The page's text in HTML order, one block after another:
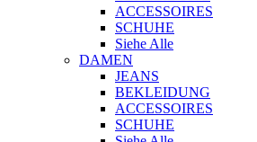
ACCESSOIRES
SCHUHE
Siehe Alle
DAMEN
JEANS
BEKLEIDUNG
ACCESSOIRES
SCHUHE